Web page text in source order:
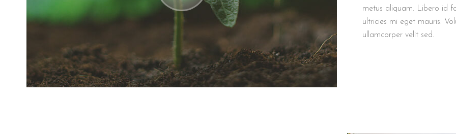
metus aliquam. Libero id
ultricies mi eget mauris.
ullamcorper velit sed.